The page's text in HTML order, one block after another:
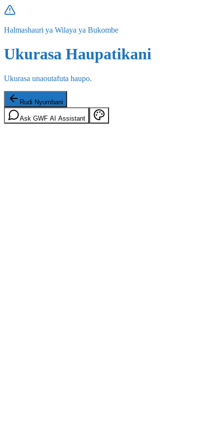
Halmashauri ya Wilaya ya Bukombe
Ukurasa Haupatikani
Ukurasa unaoutafuta haupo.
Rudi Nyumbani
Ask GWF AI Assistant